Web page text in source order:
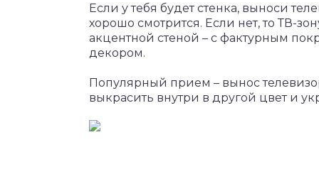
Если у тебя будет стенка, выноси
хорошо смотрится. Если нет, то ТВ-
акцентной стеной – с фактурным
декором.
Популярный прием – вынос
выкрасить внутри в другой цвет и